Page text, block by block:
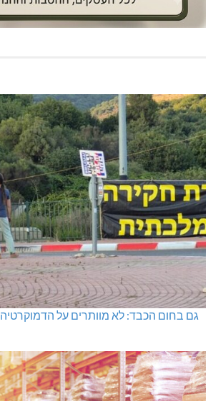
גם בחום הכבד: לא מוותרים על הדמוקרטיה